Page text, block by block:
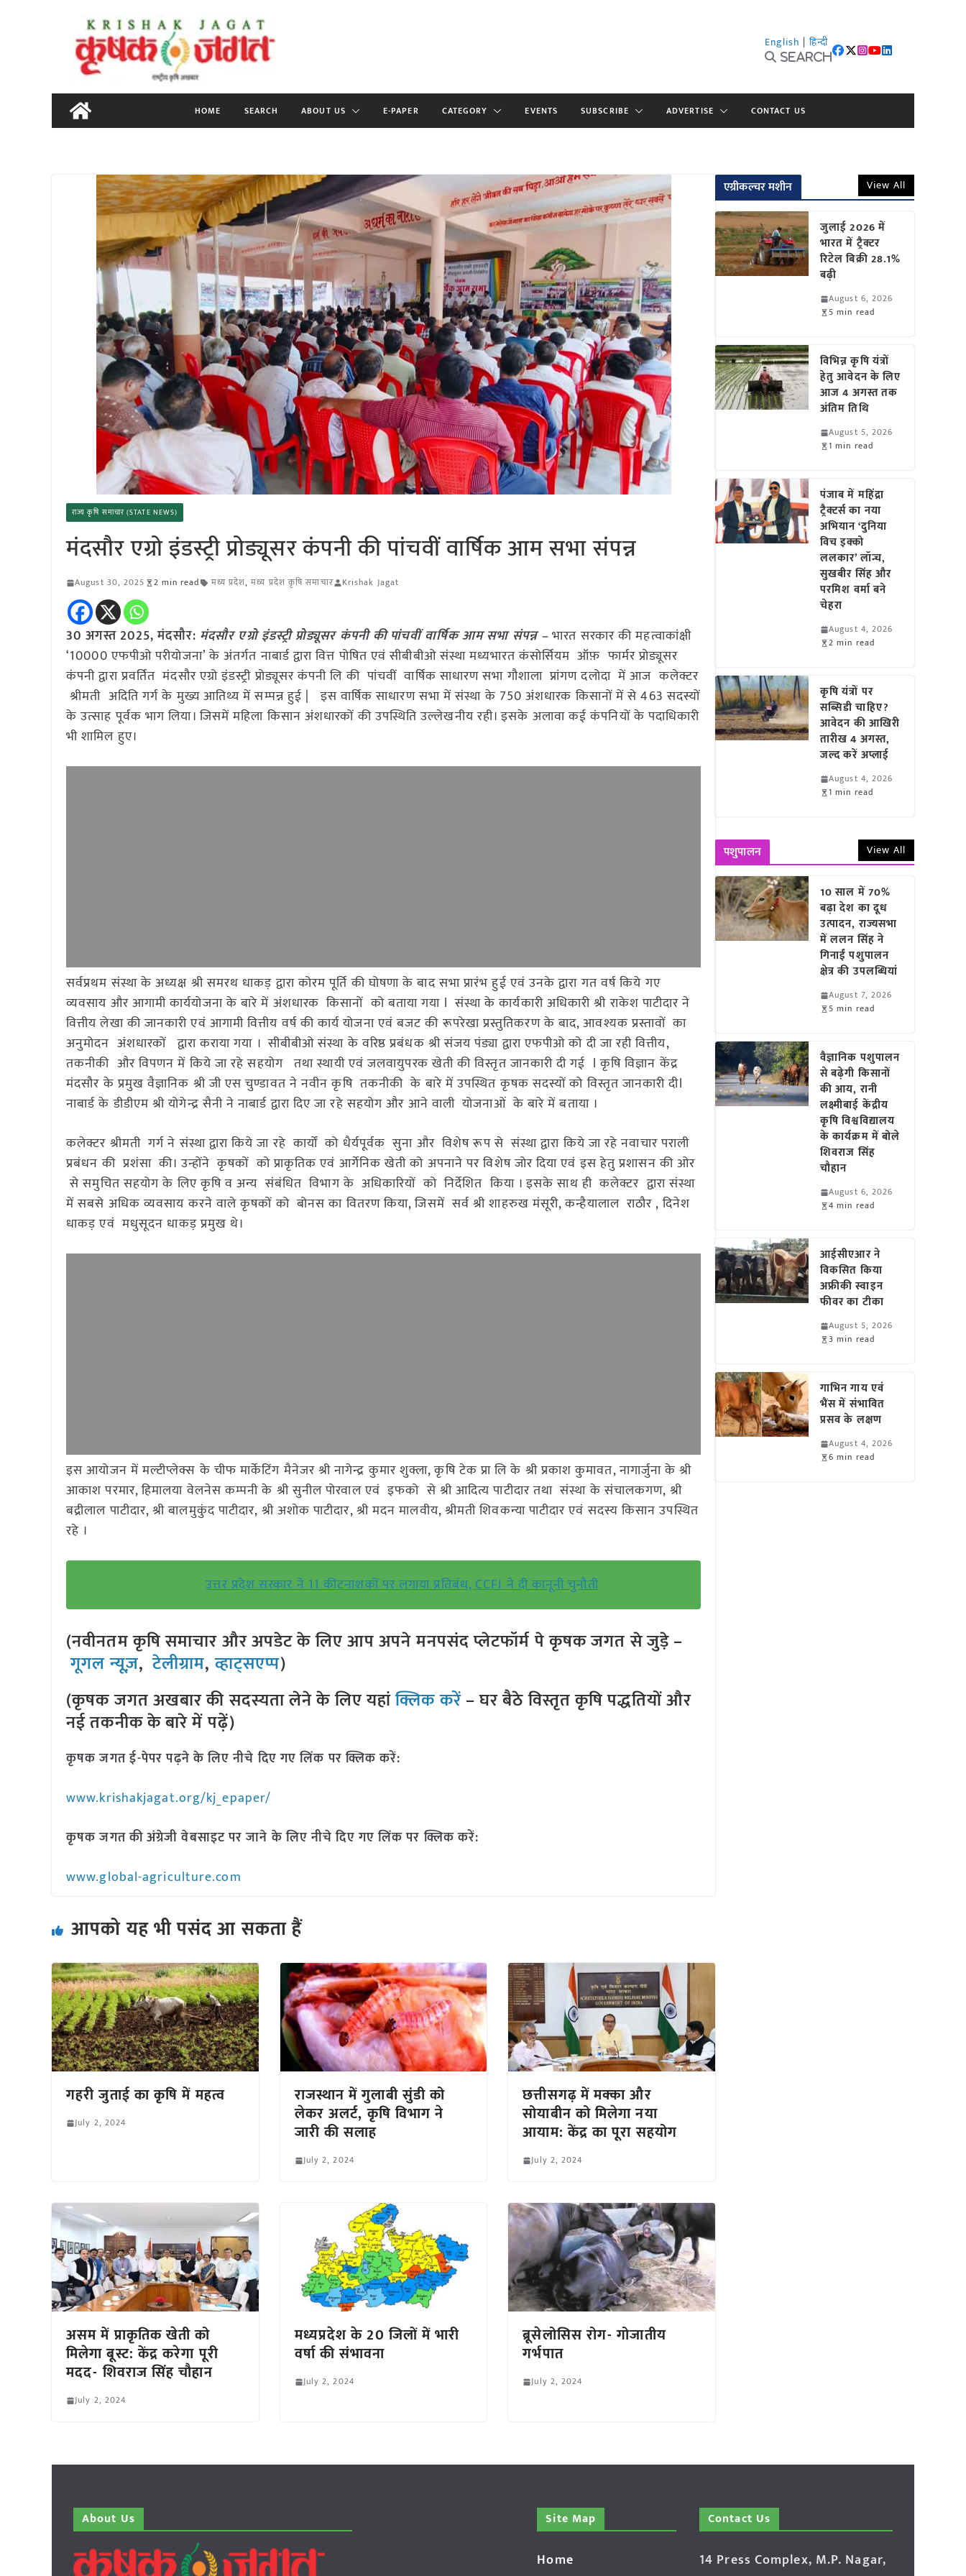
content
English | हिन्दी
Search
HOME SEARCH ABOUT US E-PAPER CATEGORY EVENTS SUBSCRIBE ADVERTISE CONTACT US
राज्य कृषि समाचार (STATE NEWS)
मंदसौर एग्रो इंडस्ट्री प्रोड्यूसर कंपनी की पांचवीं वार्षिक आम सभा संपन्न
August 30, 2025 2 min read मध्य प्रदेश,मध्य प्रदेश कृषि समाचार Krishak Jagat
30 अगस्त 2025,मंदसौर: मंदसौर एग्रो इंडस्ट्री प्रोड्यूसर कंपनी की पांचवीं वार्षिक आम सभा संपन्न –भारत सरकार की महत्वाकांक्षी
‘10000 एफपीओ परीयोजना’ के अंतर्गत नाबार्ड द्वारा वित्त पोषित एवं सीबीबीओ संस्था मध्यभारत कंसोर्सियम ऑफ़ फार्मर प्रोड्यूसर
कंपनी द्वारा प्रवर्तित मंदसौर एग्रो इंडस्ट्री प्रोड्यूसर कंपनी लि की पांचवीं वार्षिक साधारण सभा गौशाला प्रांगण दलोदा में आज कलेक्टर
श्रीमती अदिति गर्ग के मुख्य आतिथ्य में सम्पन्न हुई | इस वार्षिक साधारण सभा में संस्था के 750 अंशधारक किसानों में से 463 सदस्यों
के उत्साह पूर्वक भाग लिया। जिसमें महिला किसान अंशधारकों की उपस्थिति उल्लेखनीय रही। इसके अलावा कई कंपनियों के पदाधिकारी
भी शामिल हुए।
सर्वप्रथम संस्था के अध्यक्ष श्री समरथ धाकड़ द्वारा कोरम पूर्ति की घोषणा के बाद सभा प्रारंभ हुई एवं उनके द्वारा गत वर्ष किये गए
व्यवसाय और आगामी कार्ययोजना के बारे में अंशधारक किसानों को बताया गया l संस्था के कार्यकारी अधिकारी श्री राकेश पाटीदार ने
वित्तीय लेखा की जानकारी एवं आगामी वित्तीय वर्ष की कार्य योजना एवं बजट की रूपरेखा प्रस्तुतिकरण के बाद, आवश्यक प्रस्तावों का
अनुमोदन अंशधारकों द्वारा कराया गया । सीबीबीओ संस्था के वरिष्ठ प्रबंधक श्री संजय पंड्या द्वारा एफपीओ को दी जा रही वित्तीय,
तकनीकी और विपणन में किये जा रहे सहयोग तथा स्थायी एवं जलवायुपरक खेती की विस्तृत जानकारी दी गई l कृषि विज्ञान केंद्र
मंदसौर के प्रमुख वैज्ञानिक श्री जी एस चुण्डावत ने नवीन कृषि तकनीकी के बारे में उपस्थित कृषक सदस्यों को विस्तृत जानकारी दीl
नाबार्ड के डीडीएम श्री योगेन्द्र सैनी ने नाबार्ड द्वारा दिए जा रहे सहयोग और आने वाली योजनाओं के बारे में बताया ।
कलेक्टर श्रीमती गर्ग ने संस्था द्वारा किये जा रहे कार्यों को धैर्यपूर्वक सुना और विशेष रूप से संस्था द्वारा किये जा रहे नवाचार पराली
प्रबंधन की प्रशंसा की। उन्होंने कृषकों को प्राकृतिक एवं आर्गेनिक खेती को अपनाने पर विशेष जोर दिया एवं इस हेतु प्रशासन की ओर
से समुचित सहयोग के लिए कृषि व अन्य संबंधित विभाग के अधिकारियों को निर्देशित किया । इसके साथ ही कलेक्टर द्वारा संस्था
में सबसे अधिक व्यवसाय करने वाले कृषकों को बोनस का वितरण किया, जिसमें सर्व श्री शाहरुख मंसूरी, कन्हैयालाल राठौर , दिनेश
धाकड़ एवं मधुसूदन धाकड़ प्रमुख थे।
इस आयोजन में मल्टीप्लेक्स के चीफ मार्केटिंग मैनेजर श्री नागेन्द्र कुमार शुक्ला, कृषि टेक प्रा लि के श्री प्रकाश कुमावत, नागार्जुना के श्री
आकाश परमार, हिमालया वेलनेस कम्पनी के श्री सुनील पोरवाल एवं इफको से श्री आदित्य पाटीदार तथा संस्था के संचालकगण, श्री
बद्रीलाल पाटीदार, श्री बालमुकुंद पाटीदार, श्री अशोक पाटीदार, श्री मदन मालवीय, श्रीमती शिवकन्या पाटीदार एवं सदस्य किसान उपस्थित
रहे ।
उत्तर प्रदेश सरकार ने 11 कीटनाशकों पर लगाया प्रतिबंध, CCFI ने दी कानूनी चुनौती
(नवीनतम कृषि समाचार और अपडेट के लिए आप अपने मनपसंद प्लेटफॉर्म पे कृषक जगत से जुड़े –
गूगल न्यूज़,टेलीग्राम,व्हाट्सएप्प)
(कृषक जगत अखबार की सदस्यता लेने के लिए यहांक्लिक करें– घर बैठे विस्तृत कृषि पद्धतियों और
नई तकनीक के बारे में पढ़ें)
कृषक जगत ई-पेपर पढ़ने के लिए नीचे दिए गए लिंक पर क्लिक करें:
www.krishakjagat.org/kj_epaper/
कृषक जगत की अंग्रेजी वेबसाइट पर जाने के लिए नीचे दिए गए लिंक पर क्लिक करें:
www.global-agriculture.com
आपको यह भी पसंद आ सकता हैं
गहरी जुताई का कृषि में महत्व
July 2, 2024
राजस्थान में गुलाबी सुंडी को
लेकर अलर्ट, कृषि विभाग ने
जारी की सलाह
July 2, 2024
छत्तीसगढ़ में मक्का और
सोयाबीन को मिलेगा नया
आयाम: केंद्र का पूरा सहयोग
July 2, 2024
असम में प्राकृतिक खेती को
मिलेगा बूस्ट: केंद्र करेगा पूरी
मदद- शिवराज सिंह चौहान
July 2, 2024
मध्यप्रदेश के 20 जिलों में भारी
वर्षा की संभावना
July 2, 2024
ब्रूसेलोसिस रोग- गोजातीय
गर्भपात
July 2, 2024
एग्रीकल्चर मशीन View All
जुलाई 2026 में
भारत में ट्रैक्टर
रिटेल बिक्री 28.1%
बढ़ी
August 6, 2026
5 min read
विभिन्न कृषि यंत्रों
हेतु आवेदन के लिए
आज 4 अगस्त तक
अंतिम तिथि
August 5, 2026
1 min read
पंजाब में महिंद्रा
ट्रैक्टर्स का नया
अभियान ‘दुनिया
विच इक्को
ललकार’ लॉन्च,
सुखबीर सिंह और
परमिश वर्मा बने
चेहरा
August 4, 2026
2 min read
कृषि यंत्रों पर
सब्सिडी चाहिए?
आवेदन की आखिरी
तारीख 4 अगस्त,
जल्द करें अप्लाई
August 4, 2026
1 min read
पशुपालन View All
10 साल में 70%
बढ़ा देश का दूध
उत्पादन, राज्यसभा
में ललन सिंह ने
गिनाईं पशुपालन
क्षेत्र की उपलब्धियां
August 7, 2026
5 min read
वैज्ञानिक पशुपालन
से बढ़ेगी किसानों
की आय, रानी
लक्ष्मीबाई केंद्रीय
कृषि विश्वविद्यालय
के कार्यक्रम में बोले
शिवराज सिंह
चौहान
August 6, 2026
4 min read
आईसीएआर ने
विकसित किया
अफ्रीकी स्वाइन
फीवर का टीका
August 5, 2026
3 min read
गाभिन गाय एवं
भैंस में संभावित
प्रसव के लक्षण
August 4, 2026
6 min read
About Us Site Map
Home
Contact Us
14 Press Complex, M.P. Nagar,